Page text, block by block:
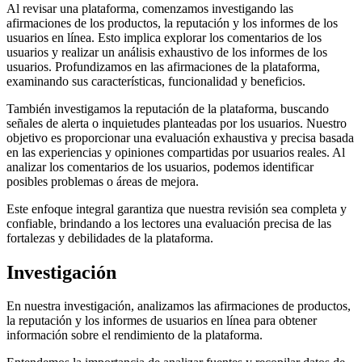
Al revisar una plataforma, comenzamos investigando las
afirmaciones de los productos, la reputación y los informes de los
usuarios en línea. Esto implica explorar los comentarios de los
usuarios y realizar un análisis exhaustivo de los informes de los
usuarios. Profundizamos en las afirmaciones de la plataforma,
examinando sus características, funcionalidad y beneficios.
También investigamos la reputación de la plataforma, buscando
señales de alerta o inquietudes planteadas por los usuarios. Nuestro
objetivo es proporcionar una evaluación exhaustiva y precisa basada
en las experiencias y opiniones compartidas por usuarios reales. Al
analizar los comentarios de los usuarios, podemos identificar
posibles problemas o áreas de mejora.
Este enfoque integral garantiza que nuestra revisión sea completa y
confiable, brindando a los lectores una evaluación precisa de las
fortalezas y debilidades de la plataforma.
Investigación
En nuestra investigación, analizamos las afirmaciones de productos,
la reputación y los informes de usuarios en línea para obtener
información sobre el rendimiento de la plataforma.